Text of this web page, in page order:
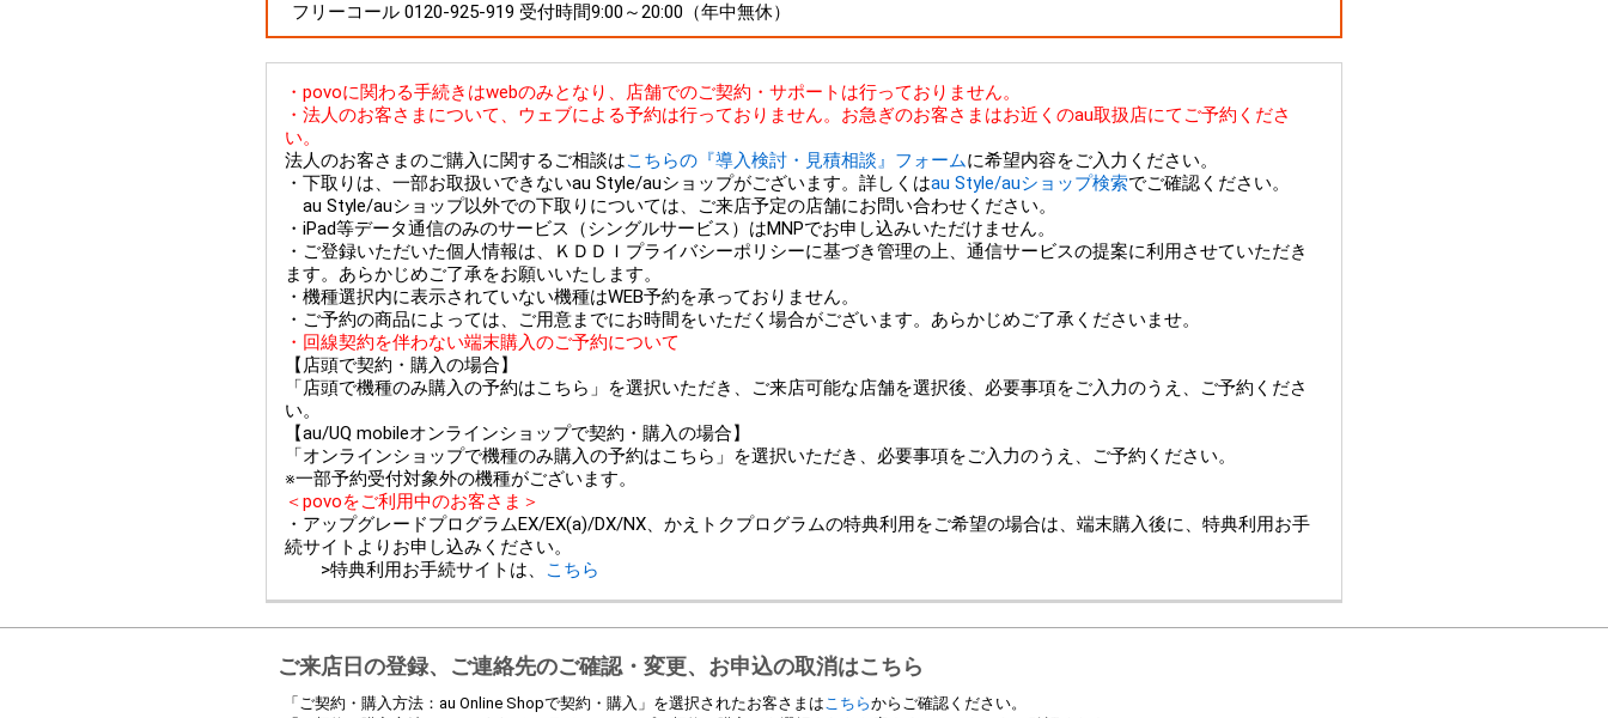
フリーコール 0120-925-919 受付時間9:00～20:00（年中無休）
・povoに関わる手続きはwebのみとなり、店舗でのご契約・サポートは行っておりません。
・法人のお客さまについて、ウェブによる予約は行っておりません。お急ぎのお客さまはお近くのau取扱店にてご予約くださ
い。
法人のお客さまのご購入に関するご相談はこちらの『導入検討・見積相談』フォームに希望内容をご入力ください。
・下取りは、一部お取扱いできないau Style/auショップがございます。詳しくはau Style/auショップ検索でご確認ください。
au Style/auショップ以外での下取りについては、ご来店予定の店舗にお問い合わせください。
・iPad等データ通信のみのサービス（シングルサービス）はMNPでお申し込みいただけません。
・ご登録いただいた個人情報は、ＫＤＤＩプライバシーポリシーに基づき管理の上、通信サービスの提案に利用させていただき
ます。あらかじめご了承をお願いいたします。
・機種選択内に表示されていない機種はWEB予約を承っておりません。
・ご予約の商品によっては、ご用意までにお時間をいただく場合がございます。あらかじめご了承くださいませ。
・回線契約を伴わない端末購入のご予約について
【店頭で契約・購入の場合】
「店頭で機種のみ購入の予約はこちら」を選択いただき、ご来店可能な店舗を選択後、必要事項をご入力のうえ、ご予約くださ
い。
【au/UQ mobileオンラインショップで契約・購入の場合】
「オンラインショップで機種のみ購入の予約はこちら」を選択いただき、必要事項をご入力のうえ、ご予約ください。
※一部予約受付対象外の機種がございます。
＜povoをご利用中のお客さま＞
・アップグレードプログラムEX/EX(a)/DX/NX、かえトクプログラムの特典利用をご希望の場合は、端末購入後に、特典利用お手
続サイトよりお申し込みください。
>特典利用お手続サイトは、
こちら
ご来店日の登録、ご連絡先のご確認・変更、お申込の取消はこちら
「ご契約・購入方法：au Online Shopで契約・購入」を選択されたお客さまはこちらからご確認ください。